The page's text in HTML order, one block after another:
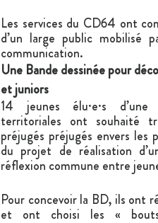
Les services du CD64 ont
d’un large public mobilisé
communication.
Une Bande dessinée pour
et juniors
14 jeunes élu·e·s
territoriales ont souhaité
préjugés préjugés envers les
du projet de réalisation
réflexion commune entre
Pour concevoir la BD, ils ont
et ont choisi les « bouts